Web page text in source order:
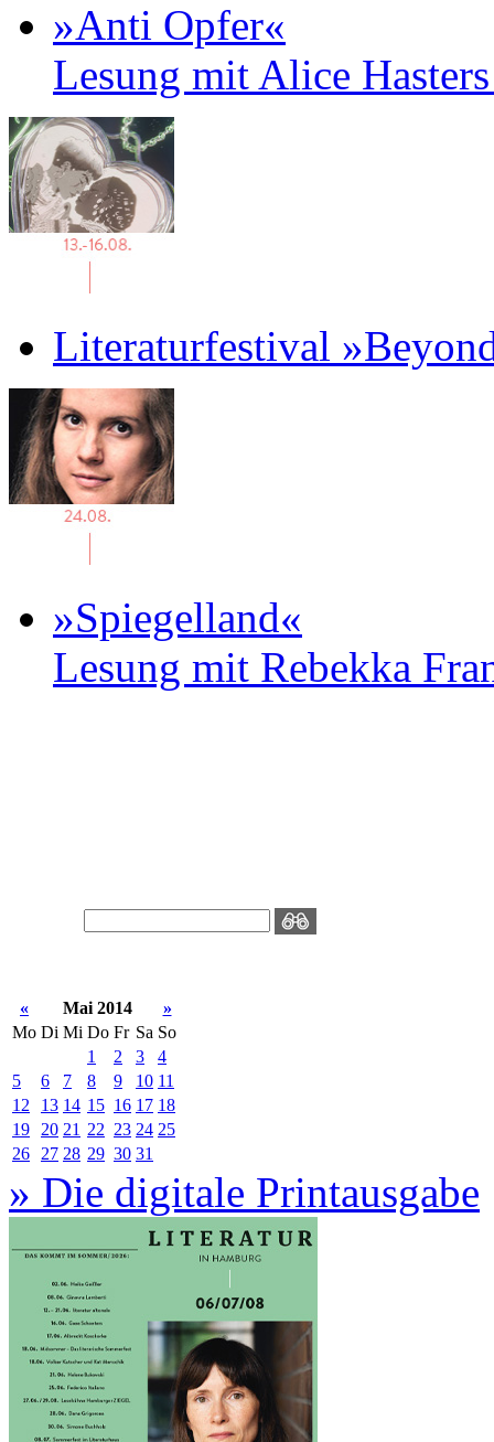
»Anti Opfer«
Lesung mit Alice
Literaturfestival
»Spiegelland«
Lesung mit Rebekka
« Mai 2014
»
Mo Di Mi Do Fr Sa So
1
2 3
4
5
6 7 8 9 10 11
12
13 14 15 16 17 18
19
20 21 22 23 24 25
26
27 28 29 30 31
» Die digitale Printausgabe